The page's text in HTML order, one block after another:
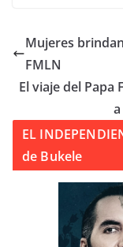
Mujeres
FMLN
El viaje del Papa
EL
de Bukele